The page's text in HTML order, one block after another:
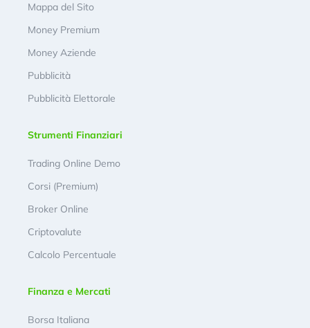
Mappa del Sito
Money Premium
Money Aziende
Pubblicità
Pubblicità Elettorale
Strumenti Finanziari
Trading Online Demo
Corsi (Premium)
Broker Online
Criptovalute
Calcolo Percentuale
Finanza e Mercati
Borsa Italiana